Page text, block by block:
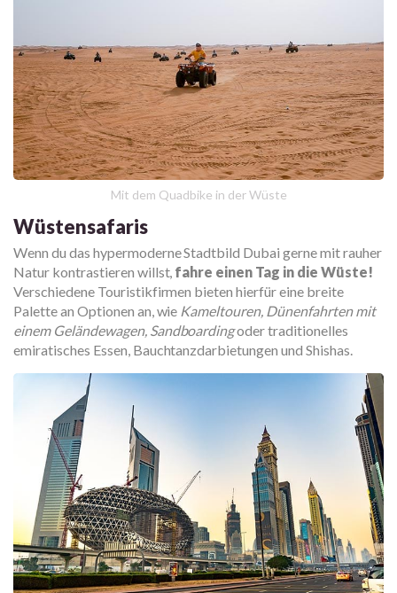
Mit dem Quadbike in der Wüste
Wüstensafaris
Wenn du das hypermoderne Stadtbild Dubai gerne mit rauher
Natur kontrastieren willst, fahre einen Tag in die Wüste!
Verschiedene Touristikfirmen bieten hierfür eine breite
Palette an Optionen an, wie Kameltouren, Dünenfahrten mit
einem Geländewagen, Sandboardingoder traditionelles
emiratisches Essen, Bauchtanzdarbietungen und Shishas.